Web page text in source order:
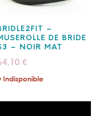
–
DE BRIDE
– NOIR MAT
€
Indisponible